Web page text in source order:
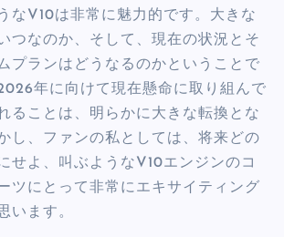
なV10は非常に魅力的です。大きな
つなのか、そして、現在の状況とそ
プランはどうなるのかということで
年に向けて現在懸命に取り組んで
ることは、明らかに大きな転換とな
し、ファンの私としては、将来どの
せよ、叫ぶようなV10エンジンのコ
ツにとって非常にエキサイティング
います。